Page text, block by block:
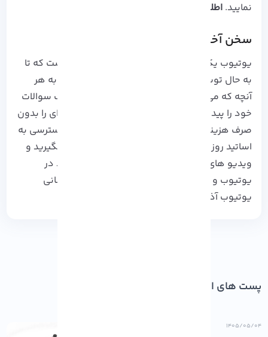
نمایید. اطلاعات بیشتر در وب سایت
سخن آخر
یوتیوب یکی از شگفت انگیزترین پلتفرم هایی است که تا
به حال توسط انسان ها خلق شده! زیرا می توانید به هر
آنچه که می خواهید دسترسی داشته باشید، جواب سوالات
خود را پیدا کرده، آموزش های مختلف و پیشرفته ای را بدون
صرف هزینه های گزاف و بدون محدودیت عدم دسترسی به
اساتید روز دنیا کسب کنید. سئو یوتیوب را جدی بگیرید و
ویدیو های آموزشی ما در زمینه نحوه کسب درآمد در
یوتیوب و بهینه سلزی محتوا در این مرجع را از
نشانی
یوتیوب آذرسیس
پست های اخیر
۱۴۰۵/۰۵/۰۴